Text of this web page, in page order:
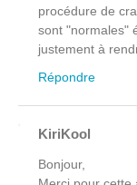
procédure de
sont "normales"
justement à
Répondre
KiriKool
Bonjour,